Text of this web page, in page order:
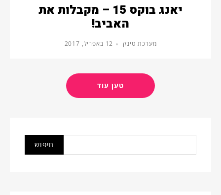
יאנג בוקס 15 – מקבלות את
האביב!
מערכת טינק 12 באפריל, 2017
טען עוד